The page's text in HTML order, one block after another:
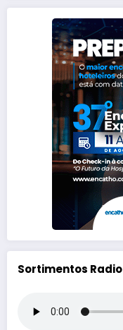
Sortimentos Radio